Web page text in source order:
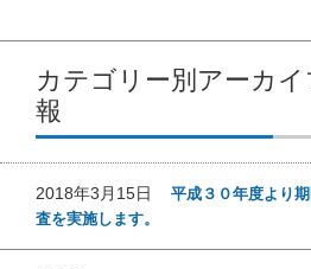
コンテンツに移動
カテゴリー別アーカ
報
2018年3月15日 平成３０年度より
査を実施します。